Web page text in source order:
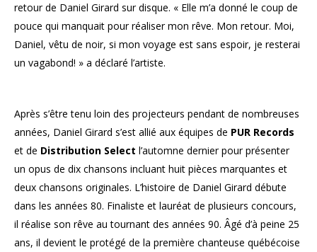
retour de Daniel Girard sur disque. « Elle m’a donné le coup de
pouce qui manquait pour réaliser mon rêve. Mon retour. Moi,
Daniel, vêtu de noir, si mon voyage est sans espoir, je resterai
un vagabond! » a déclaré l’artiste.
Après s’être tenu loin des projecteurs pendant de nombreuses
années, Daniel Girard s’est allié aux équipes de PUR Records
et de Distribution Select l’automne dernier pour présenter
un opus de dix chansons incluant huit pièces marquantes et
deux chansons originales. L’histoire de Daniel Girard débute
dans les années 80. Finaliste et lauréat de plusieurs concours,
il réalise son rêve au tournant des années 90. Âgé d’à peine 25
ans, il devient le protégé de la première chanteuse québécoise